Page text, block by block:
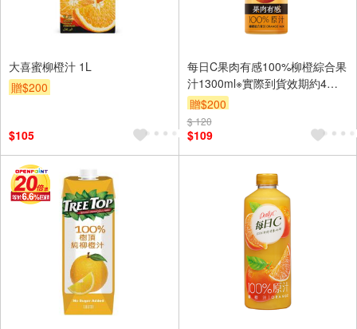
大喜蜜柳橙汁 1L
贈$200
$105
每日C果肉有感100%柳橙綜合果
汁1300ml※實際到貨效期約4天
以上
贈$200
$ 120
$109